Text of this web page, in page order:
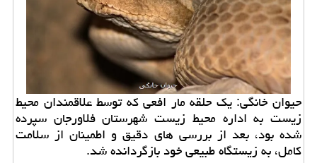
حیوان خانگی: یک حلقه مار افعی که توسط علاقمندان محیط
زیست به اداره محیط زیست شهرستان فلاورجان سپرده
شده بود، بعد از بررسی های دقیق و اطمینان از سلامت
کامل، به زیستگاه طبیعی خود بازگردانده شد.